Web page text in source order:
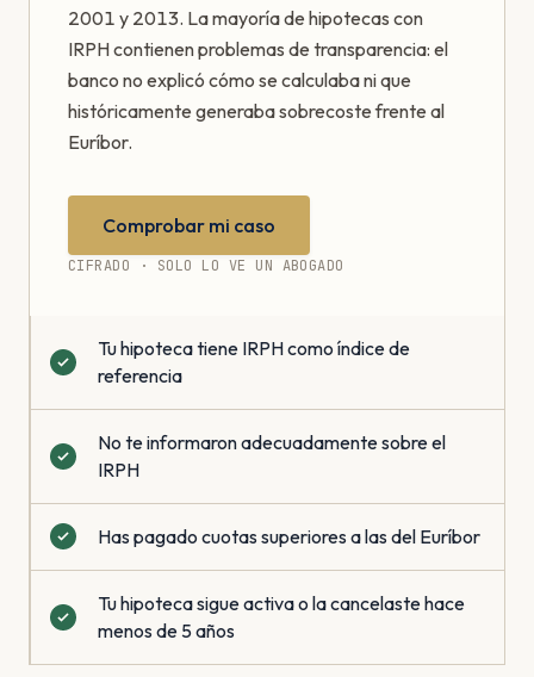
2001 y 2013. La mayoría de hipotecas con
IRPH contienen problemas de transparencia: el
banco no explicó cómo se calculaba ni que
históricamente generaba sobrecoste frente al
Euríbor.
Comprobar mi caso
CIFRADO · SOLO LO VE UN ABOGADO
Tu hipoteca tiene IRPH como índice de
referencia
No te informaron adecuadamente sobre el
IRPH
Has pagado cuotas superiores a las del Euríbor
Tu hipoteca sigue activa o la cancelaste hace
menos de 5 años